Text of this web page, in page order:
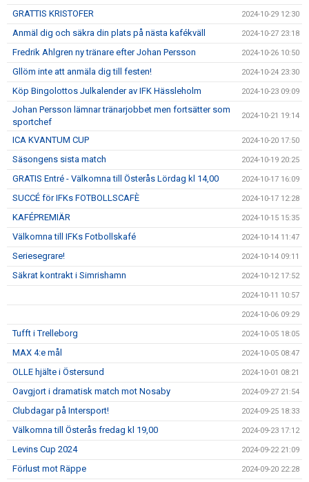
GRATTIS KRISTOFER 2024-10-29 12:30
Anmäl dig och säkra din plats på nästa kafékväll 2024-10-27 23:18
Fredrik Ahlgren ny tränare efter Johan Persson 2024-10-26 10:50
Gllöm inte att anmäla dig till festen! 2024-10-24 23:30
Köp Bingolottos Julkalender av IFK Hässleholm 2024-10-23 09:09
Johan Persson lämnar tränarjobbet men fortsätter som
sportchef
2024-10-21 19:14
ICA KVANTUM CUP 2024-10-20 17:50
Säsongens sista match 2024-10-19 20:25
GRATIS Entré - Välkomna till Österås Lördag kl 14,00 2024-10-17 16:09
SUCCÉ för IFKs FOTBOLLSCAFÈ 2024-10-17 12:28
KAFÉPREMIÄR 2024-10-15 15:35
Välkomna till IFKs Fotbollskafé 2024-10-14 11:47
Seriesegrare! 2024-10-14 09:11
Säkrat kontrakt i Simrishamn 2024-10-12 17:52
2024-10-11 10:57
2024-10-06 09:29
Tufft i Trelleborg 2024-10-05 18:05
MAX 4:e mål 2024-10-05 08:47
OLLE hjälte i Östersund 2024-10-01 08:21
Oavgjort i dramatisk match mot Nosaby 2024-09-27 21:54
Clubdagar på Intersport! 2024-09-25 18:33
Välkomna till Österås fredag kl 19,00 2024-09-23 17:12
Levins Cup 2024 2024-09-22 21:09
Förlust mot Räppe 2024-09-20 22:28